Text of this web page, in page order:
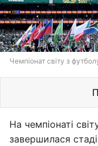
Чемпіонат світу з
На чемпіонаті
завершилася